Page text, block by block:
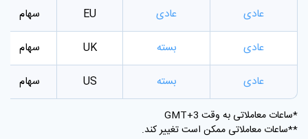
سهام EU عادی
عادی
سهام
UK بسته
عادی
سهام
US بسته عادی
*ساعات معاملاتی به وقت GMT+3
**ساعات معاملاتی ممکن است تغییر کند.